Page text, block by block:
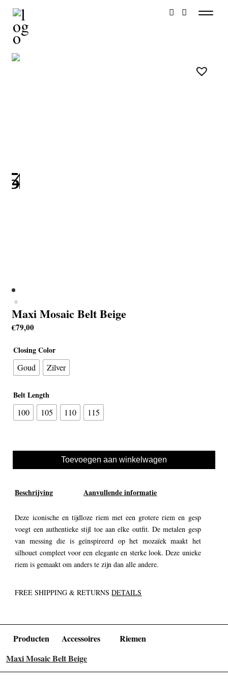
Maxi Mosaic Belt Beige
€79,00
Closing Color
Goud
Zilver
Belt Length
100
105 110 115
Toevoegen aan winkelwagen
Beschrijving Aanvullende informatie
Deze iconische en tijdloze riem met een grotere riem en gesp
voegt een authentieke stijl toe aan elke outfit. De metalen gesp
van messing die is geïnspireerd op het mozaïek maakt het
silhouet compleet voor een elegante en sterke look. Deze unieke
riem is gemaakt om anders te zijn dan alle andere.
FREE SHIPPING & RETURNSDETAILS
Producten Accessoires
Riemen
Maxi Mosaic Belt Beige